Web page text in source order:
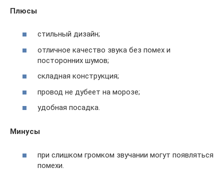
Плюсы
стильный дизайн;
отличное качество звука без помех и
посторонних шумов;
складная конструкция;
провод не дубеет на морозе;
удобная посадка.
Минусы
при слишком громком звучании могут появляться
помехи.